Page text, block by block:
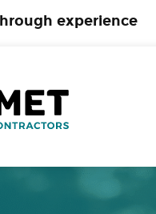
experience